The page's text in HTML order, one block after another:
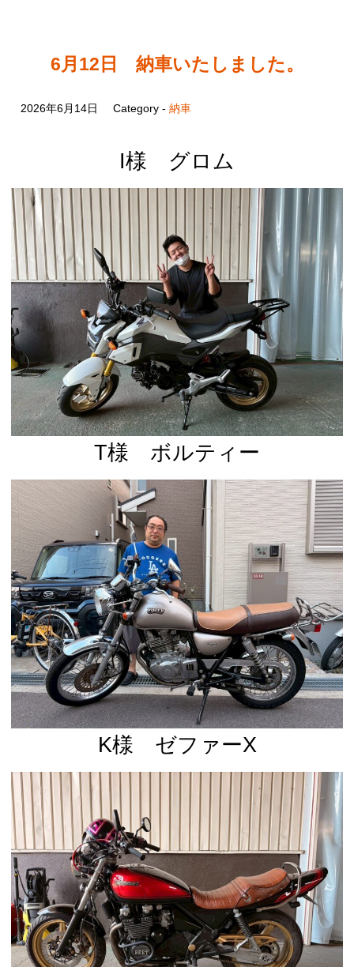
6月12日 納車いたしました。
2026年6月14日 Category - 納車
I様 グロム
T様 ボルティー
K様 ゼファーX